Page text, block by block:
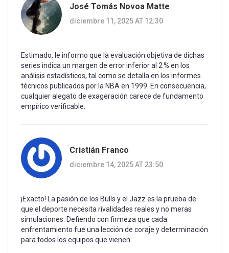
José Tomás Novoa Matte
diciembre 11, 2025 AT 12:30
Estimado, le informo que la evaluación objetiva de dichas
series indica un margen de error inferior al 2 % en los
análisis estadísticos, tal como se detalla en los informes
técnicos publicados por la NBA en 1999. En consecuencia,
cualquier alegato de exageración carece de fundamento
empírico verificable.
Cristián Franco
diciembre 14, 2025 AT 23:50
¡Exacto! La pasión de los Bulls y el Jazz es la prueba de
que el deporte necesita rivalidades reales y no meras
simulaciones. Defiendo con firmeza que cada
enfrentamiento fue una lección de coraje y determinación
para todos los equipos que vienen.